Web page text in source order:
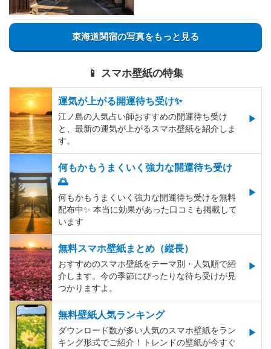
東海道関宿の写真をもっと見る
📱 スマホ壁紙の特集
運気が上がる開運待ち受け✨
江ノ島の人気占い師おすすめの開運待ち受け
と、最新の運気が上がるスマホ壁紙を紹介しま
す。
何もかもうまくいく強力な開運待ち受け
🌅
何もかもうまくいく強力な開運待ち受けを無料
配布中✨️ 本当に効果があった口コミも掲載して
います
無料スマホ壁紙まとめ（縦長）
おすすめのスマホ壁紙をテーマ別・人気順で紹
介します。今の季節にぴったりな待ち受けが見
つかりますよ。
無料壁紙人気ランキング
ダウンロード数が多い人気のスマホ壁紙をラン
キング形式でご紹介！トレンドの壁紙が今すぐ